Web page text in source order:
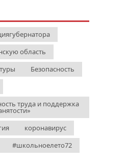
область
Безопасность
труда и поддержка
коронавирус
#школьноелето72